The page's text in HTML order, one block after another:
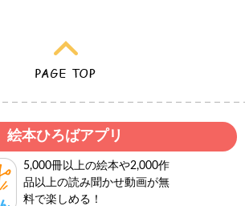
絵本ひろばアプリ
5,000冊以上の絵本や2,000作
品以上の読み聞かせ動画が無
料で楽しめる！